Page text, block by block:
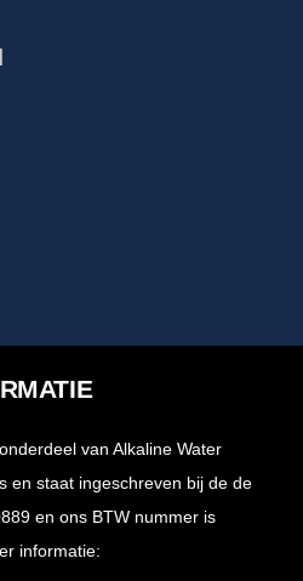
van Alkaline Water
en staat ingeschreven bij de de
en ons BTW nummer is
informatie: